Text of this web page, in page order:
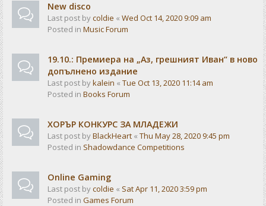
New disco
Last post bycoldie « Wed Oct 14, 2020 9:09 am
Posted in Music Forum
19.10.: Премиера на „Аз, грешният Иван“ в ново
допълнено издание
Last post bykalein « Tue Oct 13, 2020 11:14 am
Posted in Books Forum
ХОРЪР КОНКУРС ЗА МЛАДЕЖИ
Last post byBlackHeart « Thu May 28, 2020 9:45 pm
Posted in Shadowdance Competitions
Online Gaming
Last post bycoldie « Sat Apr 11, 2020 3:59 pm
Posted in Games Forum